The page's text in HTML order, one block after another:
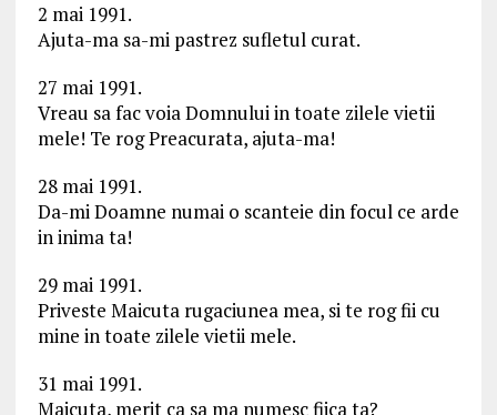
2 mai 1991.
Ajuta-ma sa-mi pastrez sufletul curat.
27 mai 1991.
Vreau sa fac voia Domnului in toate zilele vietii
mele! Te rog Preacurata, ajuta-ma!
28 mai 1991.
Da-mi Doamne numai o scanteie din focul ce arde
in inima ta!
29 mai 1991.
Priveste Maicuta rugaciunea mea, si te rog fii cu
mine in toate zilele vietii mele.
31 mai 1991.
Maicuta, merit ca sa ma numesc fiica ta?